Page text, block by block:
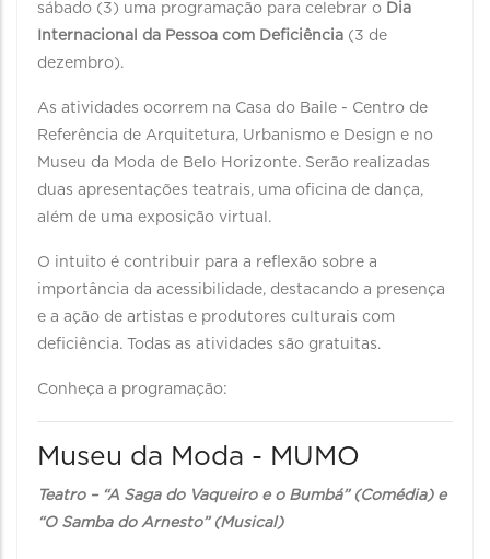
sábado (3) uma programação para celebrar o Dia
Internacional da Pessoa com Deficiência (3 de
dezembro).
As atividades ocorrem na Casa do Baile - Centro de
Referência de Arquitetura, Urbanismo e Design e no
Museu da Moda de Belo Horizonte. Serão realizadas
duas apresentações teatrais, uma oficina de dança,
além de uma exposição virtual.
O intuito é contribuir para a reflexão sobre a
importância da acessibilidade, destacando a presença
e a ação de artistas e produtores culturais com
deficiência. Todas as atividades são gratuitas.
Conheça a programação:
Museu da Moda - MUMO
Teatro – “A Saga do Vaqueiro e o Bumbá” (Comédia) e
“O Samba do Arnesto” (Musical)